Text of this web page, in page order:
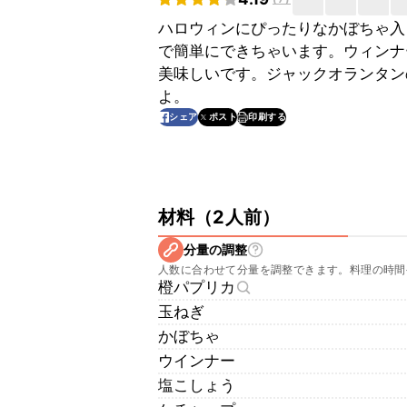
ハロウィンにぴったりなかぼちゃ
で簡単にできちゃいます。ウィン
美味しいです。ジャックオランタ
よ。
シェア ポスト 印刷する
材料（2人前）
分量の調整
人数に合わせて分量を調整できます。料理の時
橙パプリカ
玉ねぎ
かぼちゃ
ウインナー
塩こしょう